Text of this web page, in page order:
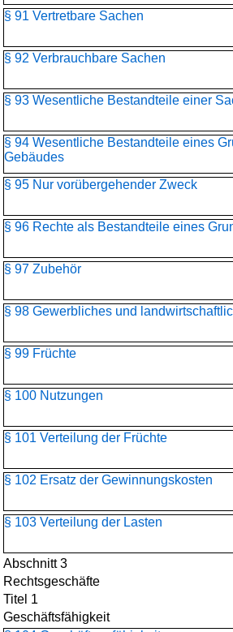
§ 91 Vertretbare Sachen
§ 92 Verbrauchbare Sachen
§ 93 Wesentliche Bestandteile einer
§ 94 Wesentliche Bestandteile eines
Gebäudes
§ 95 Nur vorübergehender Zweck
§ 96 Rechte als Bestandteile eines
§ 97 Zubehör
§ 98 Gewerbliches und
§ 99 Früchte
§ 100 Nutzungen
§ 101 Verteilung der Früchte
§ 102 Ersatz der Gewinnungskosten
§ 103 Verteilung der Lasten
Abschnitt 3
Rechtsgeschäfte
Titel 1
Geschäftsfähigkeit